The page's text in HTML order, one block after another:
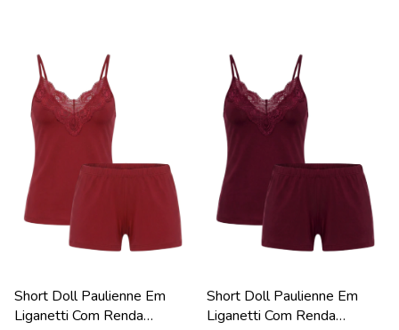
Short Doll Paulienne Em
Liganetti Com Renda
Short Doll Paulienne Em
Liganetti Com Renda